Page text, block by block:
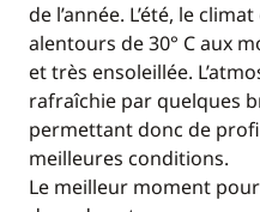
de l’année. L’été, le
alentours de 30° C aux
et très ensoleillée.
rafraîchie par quelques
permettant donc de
meilleures conditions.
Le meilleur moment